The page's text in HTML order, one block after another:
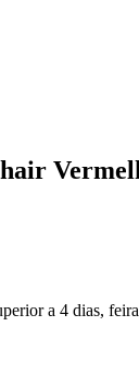
a 4 dias,